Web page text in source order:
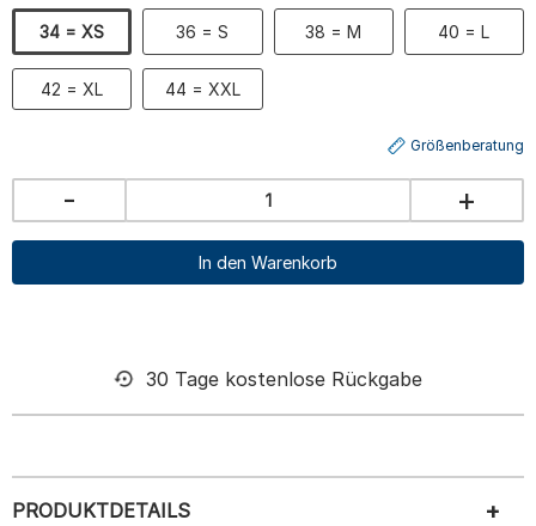
34 = XS 36 = S 38 = M 40 = L
42 = XL 44 = XXL
Größenberatung
- +
In den Warenkorb
30 Tage kostenlose Rückgabe
PRODUKTDETAILS